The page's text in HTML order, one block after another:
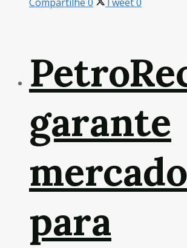
garante
mercado
para